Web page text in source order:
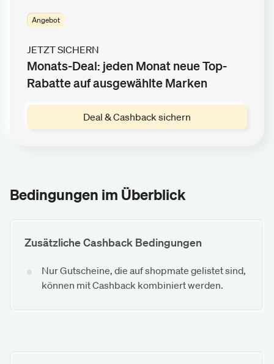
Bedingungen im Überblick
Zusätzliche Cashback Bedingungen
Nur Gutscheine, die auf shopmate gelistet sind,
können mit Cashback kombiniert werden.
Angebot
JETZT SICHERN
Monats-Deal: jeden Monat neue Top-
Rabatte auf ausgewählte Marken
Deal & Cashback sichern